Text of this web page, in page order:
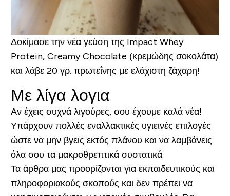
Δοκίμασε την νέα γεύση της Impact Whey
Protein, Creamy Chocolate (κρεμώδης σοκολάτα)
και λάβε 20 γρ. πρωτεΐνης με ελάχιστη ζάχαρη!
Με λίγα λογια
Αν έχεις συχνά λιγούρες, σου έχουμε καλά νέα!
Υπάρχουν πολλές εναλλακτικές υγιεινές επιλογές
ώστε να μην βγεις εκτός πλάνου και να λαμβάνεις
όλα σου τα μακροθρεπτικά συστατικά.
Τα άρθρα μας προορίζονται για εκπαιδευτικούς και
πληροφοριακούς σκοπούς και δεν πρέπει να